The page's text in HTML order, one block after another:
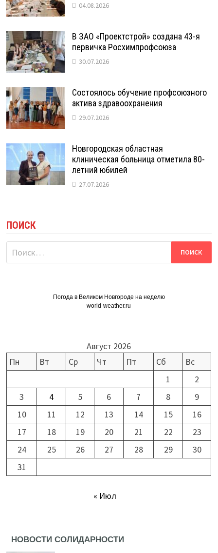
04.08.2026
В ЗАО «Проектстрой» создана 43-я
первичка Росхимпрофсоюза
30.07.2026
Состоялось обучение профсоюзного
актива здравоохранения
29.07.2026
Новгородская областная
клиническая больница отметила 80-
летний юбилей
27.07.2026
ПОИСК
Найти:
Погода в Великом Новгороде на неделю
world-weather.ru
Август 2026
Пн
Вт Ср Чт Пт Сб
Вс
1
2
3
4 5 6 7 8
9
10
11 12 13 14 15
16
17
18 19 20 21 22
23
24
25 26 27 28 29
30
31
« Июл
НОВОСТИ СОЛИДАРНОСТИ